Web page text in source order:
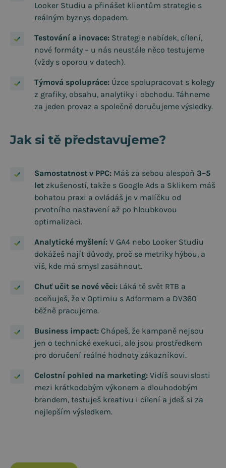
Looker Studiu a přinášet klientům strategie s
reálným byznys dopadem.
Testování a inovace: Strategie nabídek, cílení,
nové formáty – u nás neustále něco testujeme
(vždy s oporou v datech).
Týmová spolupráce: Úzce spolupracovat s kolegy
z grafiky, obsahu, analytiky i obchodu. Táhneme
za jeden provaz a společně doručujeme výsledky.
Jak si tě představujeme?
Samostatnost v PPC: Máš za sebou alespoň 3–5
let zkušeností, takže s Google Ads a Sklikem máš
bohatou praxi a ovládáš je v malíčku od
prvotního nastavení až po hloubkovou
optimalizaci.
Analytické myšlení: V GA4 nebo Looker Studiu
dokážeš najít důvody, proč se metriky hýbou, a
víš, kde má smysl zasáhnout.
Chuť učit se nové věci: Láká tě svět RTB a
oceňuješ, že v Optimiu s Adformem a DV360
běžně pracujeme.
Business impact: Chápeš, že kampaně nejsou
jen o technické exekuci, ale jsou prostředkem
pro doručení reálné hodnoty zákazníkovi.
Celostní pohled na marketing: Vidíš souvislosti
mezi krátkodobým výkonem a dlouhodobým
brandem, testuješ kreativu i cílení a jdeš si za
nejlepším výsledkem.